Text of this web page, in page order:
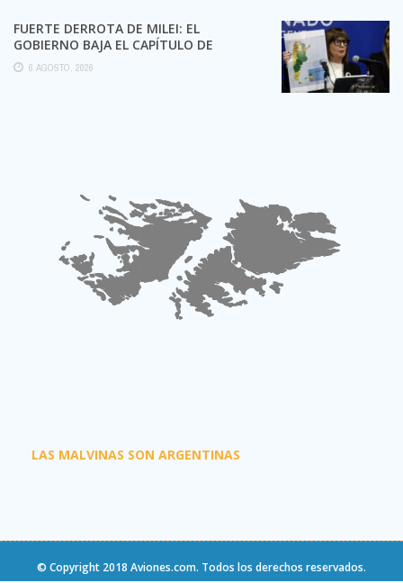
FUERTE DERROTA DE MILEI: EL
GOBIERNO BAJA EL CAPÍTULO DE
EXTRANJERIZACIÓN DE TIERRAS
6 AGOSTO, 2026
LAS MALVINAS SON ARGENTINAS
© Copyright 2018 Aviones.com. Todos los derechos reservados.